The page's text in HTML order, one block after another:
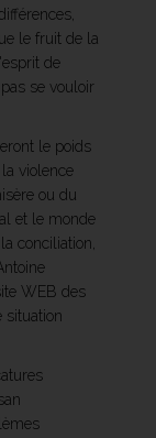
le fruit de la
de
se vouloir
le poids
violence
ou du
et le monde
conciliation,
WEB des
situation